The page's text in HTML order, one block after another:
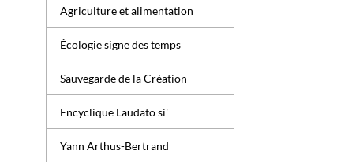
Agriculture et alimentation
Écologie signe des temps
Sauvegarde de la Création
Encyclique Laudato si'
Yann Arthus-Bertrand